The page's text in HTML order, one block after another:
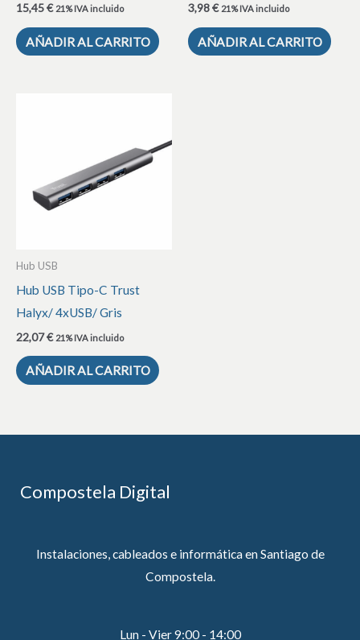
15,45€ 21% IVA incluido
AÑADIR AL CARRITO
3,98€ 21% IVA incluido
AÑADIR AL CARRITO
Hub USB
Hub USB Tipo-C Trust
Halyx/ 4xUSB/ Gris
22,07€ 21% IVA incluido
AÑADIR AL CARRITO
Compostela Digital
Instalaciones, cableados e informática en Santiago de
Compostela.
Lun - Vier 9:00 - 14:00